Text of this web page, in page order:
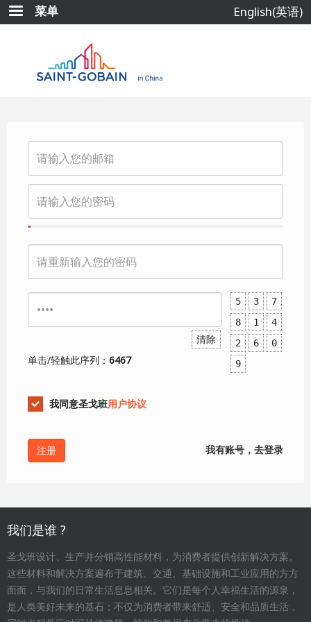
跳
转
菜单 English(英语)
清除
5 3
7
8
1
4
2
6
0
9
单击/轻触此序列： 6467
我同意圣戈班用户协议
我有账号，去登录
我们是谁 ?
圣戈班设计、生产并分销高性能材料，为消费者提供创新解决方案。
这些材料和解决方案遍布于建筑、交通、基础设施和工业应用的方方
面面，与我们的日常生活息息相关。它们是每个人幸福生活的源泉，
是人类美好未来的基石；不仅为消费者带来舒适、安全和品质生活，